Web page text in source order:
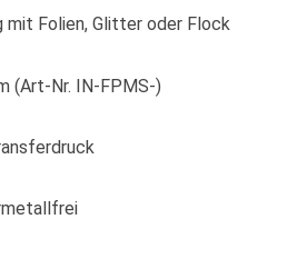
mit Folien, Glitter oder Flock
(Art-Nr. IN-FPMS-)